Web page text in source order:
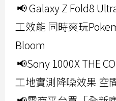
📢 Galaxy Z Fold8
工效能 同時爽玩
Bloom
📢Sony 1000X THE
工地實測降噪效果 空